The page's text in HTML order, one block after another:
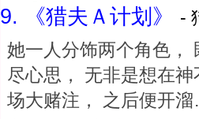
9. 《猎夫Ａ计划》
-
她一人分饰两个角色，
尽心思， 无非是想在
场大赌注， 之后便开